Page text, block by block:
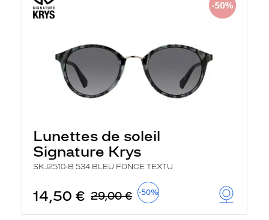
Lunettes de soleil
Signature Krys
SKJ2510-B 534 BLEU FONCE TEXTU
14,50 € 29,00 € -50%